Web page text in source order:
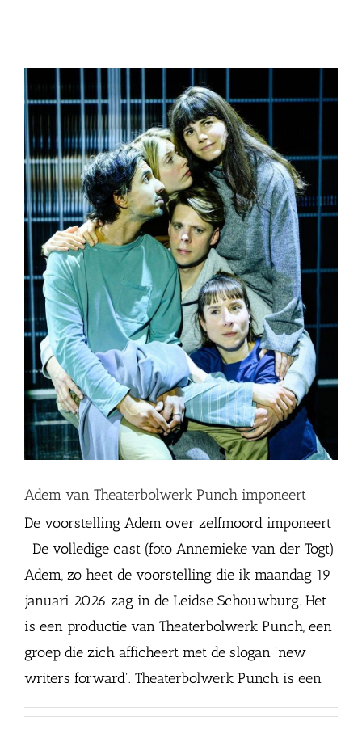
Adem van Theaterbolwerk Punch imponeert
De voorstelling Adem over zelfmoord imponeert
De volledige cast (foto Annemieke van der Togt)
Adem, zo heet de voorstelling die ik maandag 19
januari 2026 zag in de Leidse Schouwburg. Het
is een productie van Theaterbolwerk Punch, een
groep die zich afficheert met de slogan 'new
writers forward'. Theaterbolwerk Punch is een